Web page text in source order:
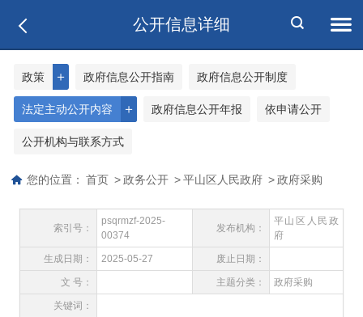
公开信息详细
＋
政策 政府信息公开指南 政府信息公开制度
＋
法定主动公开内容 政府信息公开年报 依申请公开
公开机构与联系方式
您的位置： 首页 > 政务公开 > 平山区人民政府 > 政府采购
索引号：
psqrmzf-2025-
00374
发布机构：
平山区人民政
府
生成日期： 2025-05-27 废止日期：
文 号： 主题分类： 政府采购
关键词：